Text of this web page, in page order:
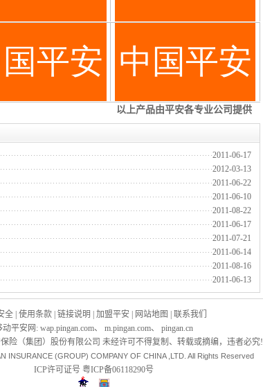
2011-06-17
2012-03-13
2011-06-22
2011-06-10
2011-08-22
2011-06-17
2011-07-21
2011-06-14
2011-08-16
2011-06-13
全 使用条款 链接说明 加盟平安 网站地图
联系我们
动平安网 : wap.pingan.com、 m.pingan.com、 pingan.cn
险（集团）股份有限公司 未经许可不得复制、转载或摘编，违者必究!
INSURANCE (GROUP) COMPANY OF CHINA ,LTD. All Rights Reserved
ICP许可证号 粤ICP备06118290号